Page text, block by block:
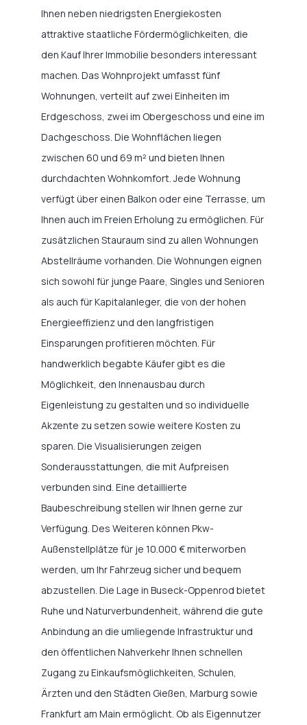
Ihnen neben niedrigsten Energiekosten
attraktive staatliche Fördermöglichkeiten, die
den Kauf Ihrer Immobilie besonders interessant
machen. Das Wohnprojekt umfasst fünf
Wohnungen, verteilt auf zwei Einheiten im
Erdgeschoss, zwei im Obergeschoss und eine im
Dachgeschoss. Die Wohnflächen liegen
zwischen 60 und 69 m² und bieten Ihnen
durchdachten Wohnkomfort. Jede Wohnung
verfügt über einen Balkon oder eine Terrasse, um
Ihnen auch im Freien Erholung zu ermöglichen. Für
zusätzlichen Stauraum sind zu allen Wohnungen
Abstellräume vorhanden. Die Wohnungen eignen
sich sowohl für junge Paare, Singles und Senioren
als auch für Kapitalanleger, die von der hohen
Energieeffizienz und den langfristigen
Einsparungen profitieren möchten. Für
handwerklich begabte Käufer gibt es die
Möglichkeit, den Innenausbau durch
Eigenleistung zu gestalten und so individuelle
Akzente zu setzen sowie weitere Kosten zu
sparen. Die Visualisierungen zeigen
Sonderausstattungen, die mit Aufpreisen
verbunden sind. Eine detaillierte
Baubeschreibung stellen wir Ihnen gerne zur
Verfügung. Des Weiteren können Pkw-
Außenstellplätze für je 10.000 € miterworben
werden, um Ihr Fahrzeug sicher und bequem
abzustellen. Die Lage in Buseck-Oppenrod bietet
Ruhe und Naturverbundenheit, während die gute
Anbindung an die umliegende Infrastruktur und
den öffentlichen Nahverkehr Ihnen schnellen
Zugang zu Einkaufsmöglichkeiten, Schulen,
Ärzten und den Städten Gießen, Marburg sowie
Frankfurt am Main ermöglicht. Ob als Eigennutzer